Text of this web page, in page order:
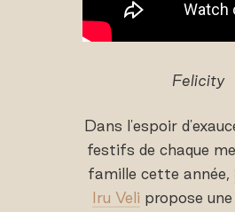
Felicity
Dans l'espoir
festifs de chaque
famille cette année,
Iru Veli propose